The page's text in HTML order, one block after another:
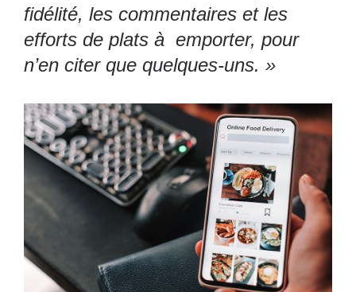
fidélité, les commentaires et les
efforts de plats à emporter, pour
n’en citer que quelques-uns. »